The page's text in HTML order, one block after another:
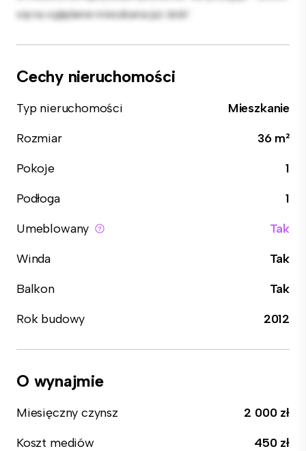
się na oglądanie mieszkania już dziś!
Cechy nieruchomości
Typ nieruchomości
Mieszkanie
Rozmiar
36 m²
Pokoje
1
Podłoga
1
Umeblowany
Tak
Winda
Tak
Balkon
Tak
Rok budowy
2012
O wynajmie
Miesięczny czynsz
2 000 zł
Koszt mediów
450 zł